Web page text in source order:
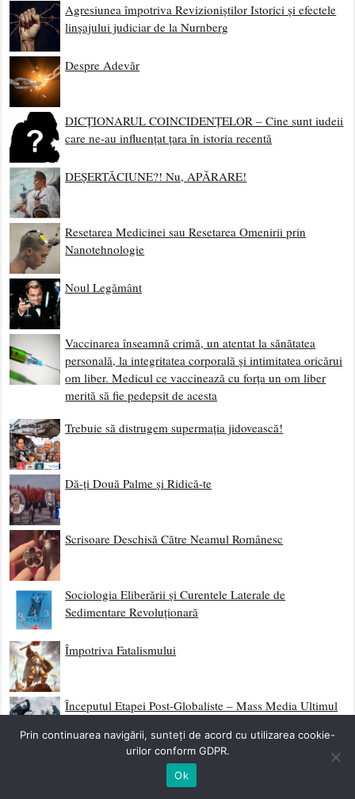
Agresiunea împotriva Revizioniștilor Istorici și efectele
linșajului judiciar de la Nurnberg
Despre Adevăr
DICȚIONARUL COINCIDENȚELOR – Cine sunt iudeii
care ne-au influențat țara în istoria recentă
DEȘERTĂCIUNE?! Nu, APĂRARE!
Resetarea Medicinei sau Resetarea Omenirii prin
Nanotehnologie
Noul Legământ
Vaccinarea înseamnă crimă, un atentat la sănătatea
personală, la integritatea corporală și intimitatea oricărui
om liber. Medicul ce vaccinează cu forța un om liber
merită să fie pedepsit de acesta
Trebuie să distrugem supermația jidovească!
Dă-ți Două Palme și Ridică-te
Scrisoare Deschisă Către Neamul Românesc
Sociologia Eliberării și Curentele Laterale de
Sedimentare Revoluționară
Împotriva Fatalismului
Începutul Etapei Post-Globaliste – Mass Media Ultimul
Mlaștina Mass Media – Serial Complet
Prin continuarea navigării, sunteți de acord cu utilizarea cookie-
urilor conform GDPR.
Ok